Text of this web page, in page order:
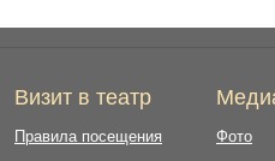
Визит в театр
Правила посещения
Фото